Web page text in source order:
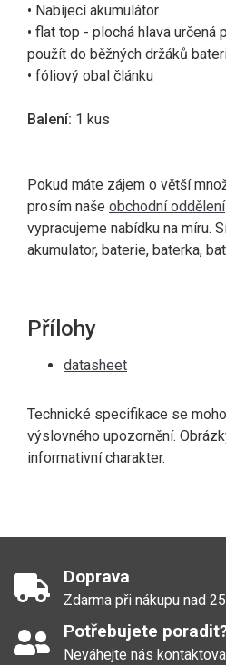
• Nabíjecí akumulátor
• flat top - plochá hlava určená
použít do běžných držáků
• fóliový obal článku
Balení: 1 kus
Pokud máte zájem o větší
prosím naše obchodní oddělení
vypracujeme nabídku na míru.
akumulator, baterie, baterka,
Přílohy
datasheet
Technické specifikace se
výslovného upozornění.
informativní charakter.
Doprava
Zdarma při nákupu nad
Potřebujete
Neváhejte nás